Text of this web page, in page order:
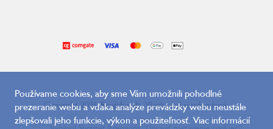
Používame cookies, aby sme Vám umožnili pohodlné
prezeranie webu a vďaka analýze prevádzky webu neustále
zlepšovali jeho funkcie, výkon a použiteľnosť. Viac informácií
Copyright 2026Svojtka.sk. Všetky práva vyhradené.